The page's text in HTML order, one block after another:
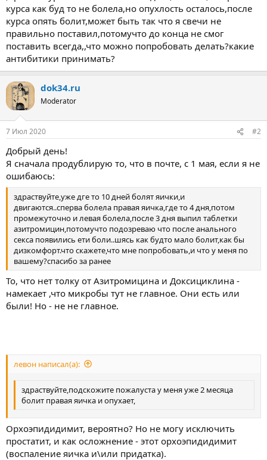
курса как буд то не болела,но опухлость осталось,после
курса опять болит,может быть так что я свечи не
правильно поставил,потомучто до конца не смог
поставить всегда,,что можно попробовать делать?какие
антибитики принимать?
dok34.ru
Moderator
7 Июл 2020 #2
Добрый день!
Я сначала продублирую то, что в почте, с 1 мая, если я не
ошибаюсь:
здраствуйте,уже дге то 10 дней болят яички,и
двигаются..сперва болела правая яичка,где то 4 дня,потом
промежуточно и левая болела,после 3 дня выпил таблетки
азитромицин,потомучто подозреваю что после анального
секса появились ети боли..шясь как будто мало болит,как бы
дизкомфорт.что скажете,что мне попробовать,и что у меня по
вашему?спасибо за ранее
То, что нет толку от Азитромицина и Доксициклина -
намекает ,что микробы тут не главное. Они есть или
были! Но - не не главное.
левон написал(а):
здраствуйте,подскожите пожалуста у меня уже 2 месяца
болит правая яичка и опухает,
Орхоэпидидимит, вероятно? Но не могу исключить
простатит, и как осложнение - этот орхоэпидидимит
(воспаление яичка и\или придатка).